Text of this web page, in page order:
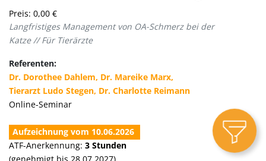
Preis: 0,00 €
Langfristiges Management von OA-Schmerz bei der
Katze// Für Tierärzte
Referenten:
Dr. Dorothee Dahlem, Dr. Mareike Marx,
Tierarzt Ludo Stegen, Dr. Charlotte Reimann
Online-Seminar
Aufzeichnung vom 10.06.2026
ATF-Anerkennung: 3 Stunden
(genehmigt bis 28.07.2027)